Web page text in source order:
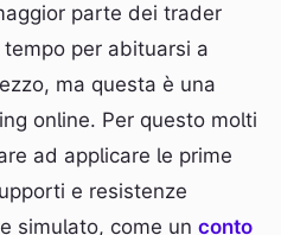
parte dei trader
per abituarsi a
ma questa è una
online. Per questo molti
ad applicare le prime
e resistenze
simulato, come un conto